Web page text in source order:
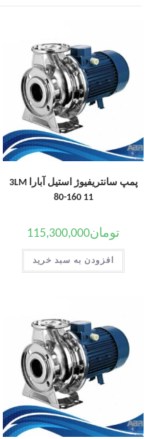
پمپ سانتریفیوژ استیل آبارا 3LM
80-160 11
تومان115,300,000
افزودن به سبد خرید